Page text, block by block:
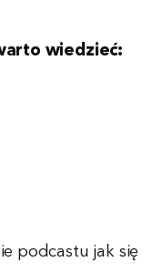
wiedzieć:
podcastu jak się